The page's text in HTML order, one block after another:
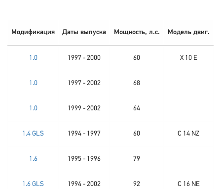
Модификация Даты выпуска Мощность, л.с. Модель двиг.
1.0 1997 - 2000 60 X 10 E
1.0 1997 - 2002 68
1.0 1999 - 2002 64
1.4 GLS 1994 - 1997 60 C 14 NZ
1.6 1995 - 1996 79
1.6 GLS 1994 - 2002 92 C 16 NE